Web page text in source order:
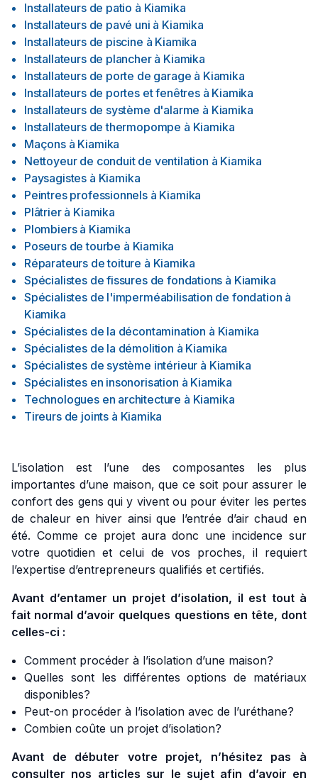
Installateurs de patio à Kiamika
Installateurs de pavé uni à Kiamika
Installateurs de piscine à Kiamika
Installateurs de plancher à Kiamika
Installateurs de porte de garage à Kiamika
Installateurs de portes et fenêtres à Kiamika
Installateurs de système d'alarme à Kiamika
Installateurs de thermopompe à Kiamika
Maçons à Kiamika
Nettoyeur de conduit de ventilation à Kiamika
Paysagistes à Kiamika
Peintres professionnels à Kiamika
Plâtrier à Kiamika
Plombiers à Kiamika
Poseurs de tourbe à Kiamika
Réparateurs de toiture à Kiamika
Spécialistes de fissures de fondations à Kiamika
Spécialistes de l'imperméabilisation de fondation à
Kiamika
Spécialistes de la décontamination à Kiamika
Spécialistes de la démolition à Kiamika
Spécialistes de système intérieur à Kiamika
Spécialistes en insonorisation à Kiamika
Technologues en architecture à Kiamika
Tireurs de joints à Kiamika
L’isolation est l’une des composantes les plus
importantes d’une maison, que ce soit pour assurer le
confort des gens qui y vivent ou pour éviter les pertes
de chaleur en hiver ainsi que l’entrée d’air chaud en
été. Comme ce projet aura donc une incidence sur
votre quotidien et celui de vos proches, il requiert
l’expertise d’entrepreneurs qualifiés et certifiés.
Avant d’entamer un projet d’isolation, il est tout à
fait normal d’avoir quelques questions en tête, dont
celles-ci :
Comment procéder à l’isolation d’une maison?
Quelles sont les différentes options de matériaux
disponibles?
Peut-on procéder à l’isolation avec de l’uréthane?
Combien coûte un projet d’isolation?
Avant de débuter votre projet, n’hésitez pas à
consulter nos articles sur le sujet afin d’avoir en